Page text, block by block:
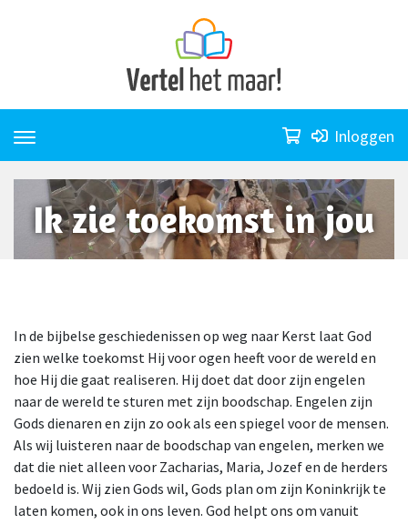
Inloggen
Ik zie toekomst in jou
In de bijbelse geschiedenissen op weg naar Kerst laat God
zien welke toekomst Hij voor ogen heeft voor de wereld en
hoe Hij die gaat realiseren. Hij doet dat door zijn engelen
naar de wereld te sturen met zijn boodschap. Engelen zijn
Gods dienaren en zijn zo ook als een spiegel voor de mensen.
Als wij luisteren naar de boodschap van engelen, merken we
dat die niet alleen voor Zacharias, Maria, Jozef en de herders
bedoeld is. Wij zien Gods wil, Gods plan om zijn Koninkrijk te
laten komen, ook in ons leven. God helpt ons om vanuit